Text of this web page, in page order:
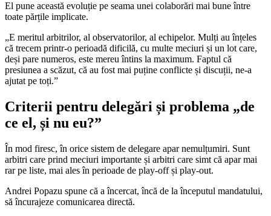
El pune această evoluție pe seama unei colaborări mai bune între
toate părțile implicate.
„E meritul arbitrilor, al observatorilor, al echipelor. Mulți au înțeles
că trecem printr-o perioadă dificilă, cu multe meciuri și un lot care,
deși pare numeros, este mereu întins la maximum. Faptul că
presiunea a scăzut, că au fost mai puține conflicte și discuții, ne-a
ajutat pe toți.”
Criterii pentru delegări și problema „de
ce el, și nu eu?”
În mod firesc, în orice sistem de delegare apar nemulțumiri. Sunt
arbitri care prind meciuri importante și arbitri care simt că apar mai
rar pe liste, mai ales în perioade de play-off și play-out.
Andrei Popazu spune că a încercat, încă de la începutul mandatului,
să încurajeze comunicarea directă.